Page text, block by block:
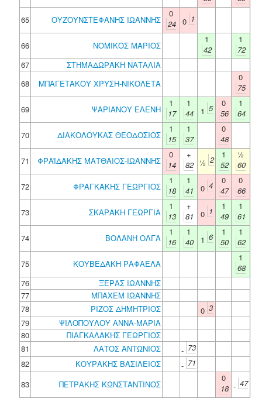
65
ΟΥΖΟΥΝΣΤΕΦΑΝΗΣ ΙΩΑΝΝΗΣ
0
24 0 1
66 ΝΟΜΙΚΟΣ ΜΑΡΙΟΣ
1
42
1
72
67
ΣΤΗΜΑΔΩΡΑΚΗ ΝΑΤΑΛΙΑ
68
ΜΠΑΓΕΤΑΚΟΥ ΧΡΥΣΗ-ΝΙΚΟΛΕΤΑ
0
75
69
ΨΑΡΙΑΝΟΥ ΕΛΕΝΗ
1
17
1
44
1 5
0
56
1
64
70
ΔΙΑΚΟΛΟΥΚΑΣ ΘΕΟΔΟΣΙΟΣ
1
15
1
37
0
48
71
ΦΡΑΪΔΑΚΗΣ ΜΑΤΘΑΙΟΣ-ΙΩΑΝΝΗΣ
0
14
+
82 ½ 2
1
52
½
60
72
ΦΡΑΓΚΑΚΗΣ ΓΕΩΡΓΙΟΣ
1
18
1
41
0 4
0
47
0
66
73
ΣΚΑΡΑΚΗ ΓΕΩΡΓΙΑ
1
13
+
81
0 1
1
49
1
61
74
ΒΟΛΑΝΗ ΟΛΓΑ
1
16
1
40
1 6
1
50
1
62
75
ΚΟΥΒΕΔΑΚΗ ΡΑΦΑΕΛΑ
1
68
76
ΞΕΡΑΣ ΙΩΑΝΝΗΣ
77
ΜΠΑΧΕΜ ΙΩΑΝΝΗΣ
78
ΡΙΖΟΣ ΔΗΜΗΤΡΙΟΣ 0 3
79
ΨΙΛΟΠΟΥΛΟΥ ΑΝΝΑ-ΜΑΡΙΑ
80
ΠΙΑΓΚΑΛΑΚΗΣ ΓΕΩΡΓΙΟΣ
81
ΛΑΤΟΣ ΑΝΤΩΝΙΟΣ - 73
82
ΚΟΥΡΑΚΗΣ ΒΑΣΙΛΕΙΟΣ - 71
83
ΠΕΤΡΑΚΗΣ ΚΩΝΣΤΑΝΤΙΝΟΣ
0
18 - 47